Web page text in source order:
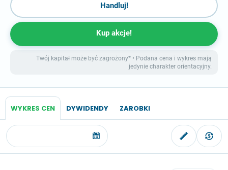
Handluj!
Kup akcje!
Twój kapitał może być zagrożony* • Podana cena i wykres mają
jedynie charakter orientacyjny.
WYKRES CEN DYWIDENDY ZAROBKI